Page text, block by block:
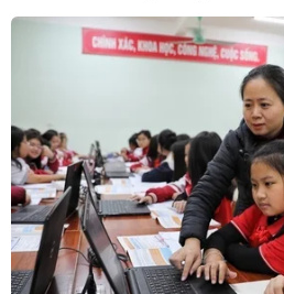
Ảnh chỉ có tính minh họa.
Theo Tân Hoa xã, Trung
đất Trung Quốc (CENC)
trận động đất mạnh 6,2 độ
Hutubi thuộc khu tự trị Tân
Trung Quốc.